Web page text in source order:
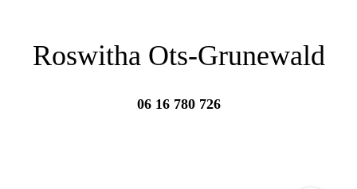
Roswitha Ots-Grunewald
06 16 780 726